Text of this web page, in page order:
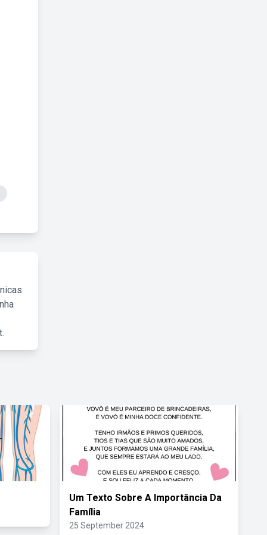
Um Texto Sobre A Importância Da
Família
25 September 2024